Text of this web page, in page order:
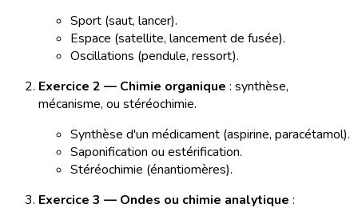
Sport (saut, lancer).
Espace (satellite, lancement de fusée).
Oscillations (pendule, ressort).
Exercice 2 — Chimie organique : synthèse,
mécanisme, ou stéréochimie.
Synthèse d'un médicament (aspirine, paracétamol).
Saponification ou estérification.
Stéréochimie (énantiomères).
Exercice 3 — Ondes ou chimie analytique :